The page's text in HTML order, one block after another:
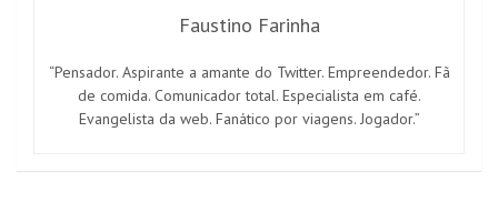
Faustino Farinha
“Pensador. Aspirante a amante do Twitter. Empreendedor. Fã
de comida. Comunicador total. Especialista em café.
Evangelista da web. Fanático por viagens. Jogador.”